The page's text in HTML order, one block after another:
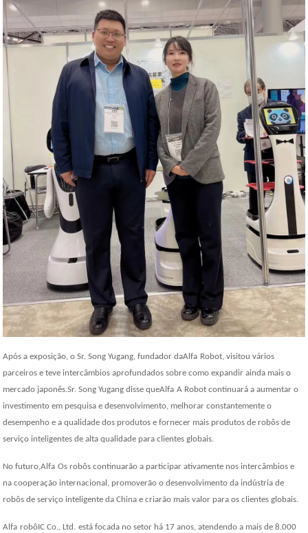
Após a exposição, o Sr. Song Yugang, fundador daAlfa Robot, visitou vários
parceiros e teve intercâmbios aprofundados sobre como expandir ainda mais o
mercado japonês.Sr. Song Yugang disse queAlfa A Robot continuará a aumentar o
investimento em pesquisa e desenvolvimento, melhorar constantemente o
desempenho e a qualidade dos produtos e fornecer mais produtos de robôs de
serviço inteligentes de alta qualidade para clientes globais.
No futuro,Alfa Os robôs continuarão a participar ativamente nos intercâmbios e
na cooperação internacional, promoverão o desenvolvimento da indústria de
robôs de serviço inteligente da China e criarão mais valor para os clientes globais.
Alfa robôIC Co., Ltd. está focada no setor há 17 anos, atendendo a mais de 8.000